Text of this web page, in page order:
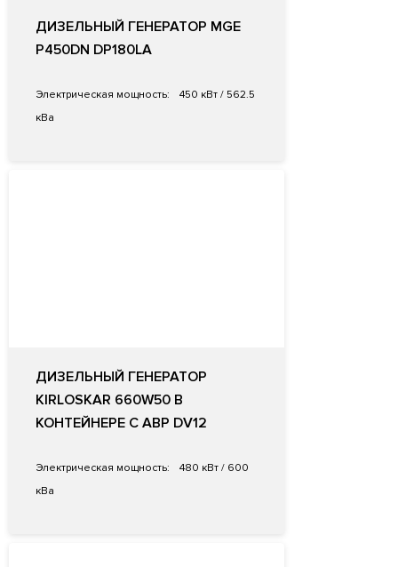
ДИЗЕЛЬНЫЙ ГЕНЕРАТОР MGE
P450DN DP180LA
Электрическая мощность:
450 кВт / 562.5
кВа
ДИЗЕЛЬНЫЙ ГЕНЕРАТОР
KIRLOSKAR 660W50 В
КОНТЕЙНЕРЕ С АВР DV12
Электрическая мощность:
480 кВт / 600
кВа